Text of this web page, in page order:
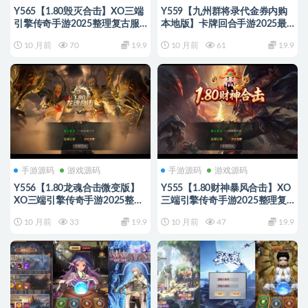
Y565【1.80毁灭合击】XO三端
引擎传奇手游2025整理复古服
密道10 月前 70 19.9
Y559【九州群将录代金券内购
本地版】卡牌回合手游2025最
+Linux手工服务端+本地资源包
10 月前 61 19.9
手游源码 游戏源码
Y556【1.80龙魂合击微变版】
XO三端引擎传奇手游2025整理
天+血影之地
10 月前 33 19.9
手游源码 游戏源码
Y555【1.80财神暴风合击】XO
三端引擎传奇手游2025整理复
+太初古矿
10 月前 47 19.9